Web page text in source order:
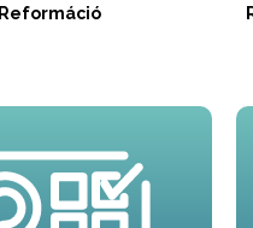
Reformáció